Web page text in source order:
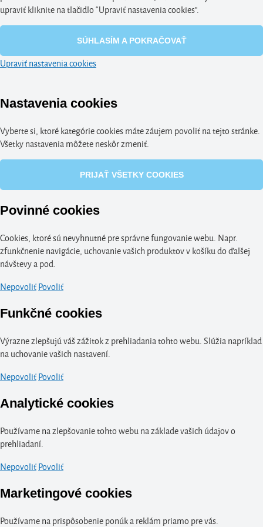
upraviť kliknite na tlačidlo “Upraviť nastavenia cookies".
SÚHLASÍM A POKRAČOVAŤ
Upraviť nastavenia cookies
Nastavenia cookies
Vyberte si, ktoré kategórie cookies máte záujem povoliť na tejto stránke.
Všetky nastavenia môžete neskôr zmeniť.
PRIJAŤ VŠETKY COOKIES
Povinné cookies
Cookies, ktoré sú nevyhnutné pre správne fungovanie webu. Napr.
zfunkčnenie navigácie, uchovanie vašich produktov v košíku do ďalšej
návštevy a pod.
NepovoliťPovoliť
Funkčné cookies
Výrazne zlepšujú váš zážitok z prehliadania tohto webu. Slúžia napríklad
na uchovanie vašich nastavení.
NepovoliťPovoliť
Analytické cookies
Používame na zlepšovanie tohto webu na základe vašich údajov o
prehliadaní.
NepovoliťPovoliť
Marketingové cookies
Používame na prispôsobenie ponúk a reklám priamo pre vás.